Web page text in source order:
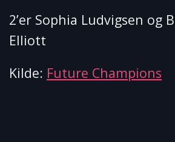
2’er Sophia Ludvigsen og
Elliott
Kilde: Future Champions